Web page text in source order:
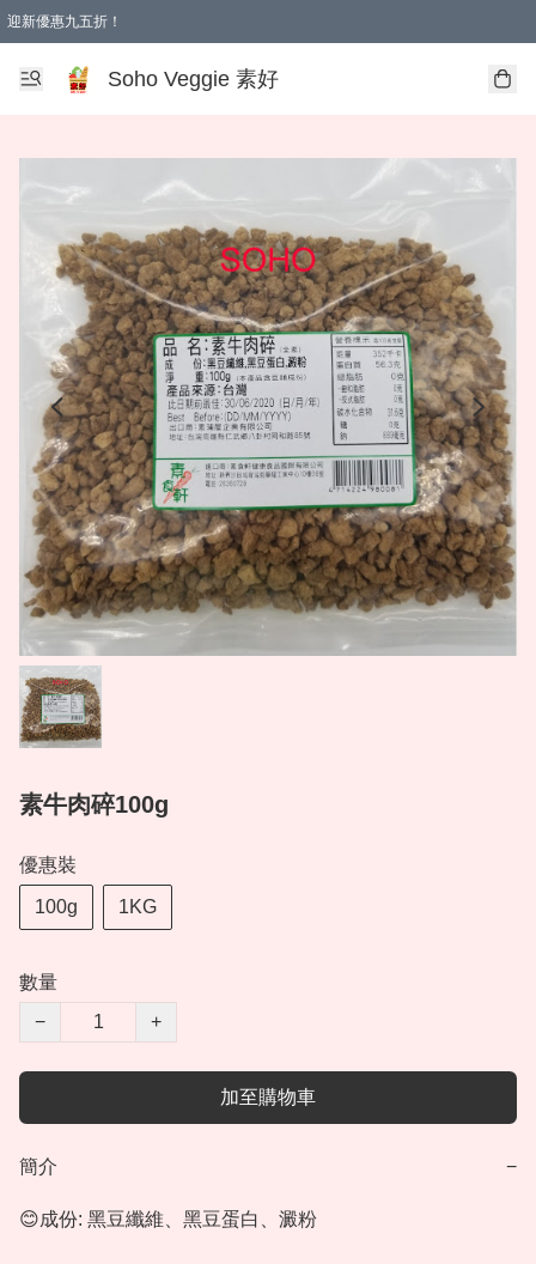
迎新優惠九五折！
Soho Veggie 素好
素牛肉碎100g
優惠裝
100g 1KG
數量
−
+
加至購物車
簡介 −
😊成份: 黑豆纖維、黑豆蛋白、澱粉